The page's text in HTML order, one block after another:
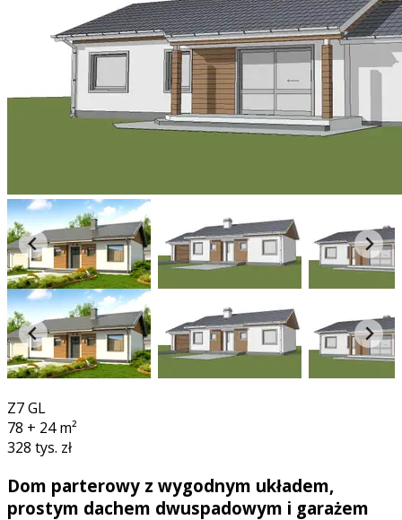
Z7 GL
78 + 24m²
328 tys. zł
Dom parterowy z wygodnym układem,
prostym dachem dwuspadowym i garażem